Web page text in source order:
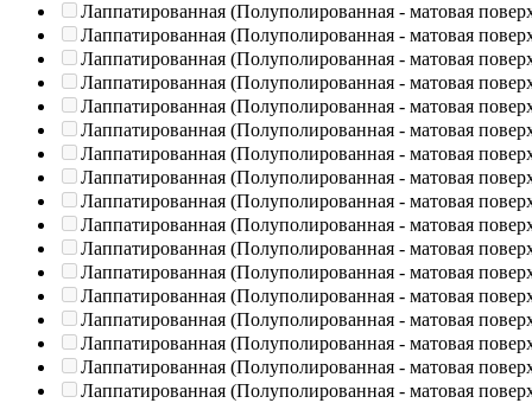
Лаппатированная (Полуполированная - матовая
Лаппатированная (Полуполированная - матовая
Лаппатированная (Полуполированная - матовая
Лаппатированная (Полуполированная - матовая
Лаппатированная (Полуполированная - матовая
Лаппатированная (Полуполированная - матовая
Лаппатированная (Полуполированная - матовая
Лаппатированная (Полуполированная - матовая
Лаппатированная (Полуполированная - матовая
Лаппатированная (Полуполированная - матовая
Лаппатированная (Полуполированная - матовая
Лаппатированная (Полуполированная - матовая
Лаппатированная (Полуполированная - матовая
Лаппатированная (Полуполированная - матовая
Лаппатированная (Полуполированная - матовая
Лаппатированная (Полуполированная - матовая
Лаппатированная (Полуполированная - матовая